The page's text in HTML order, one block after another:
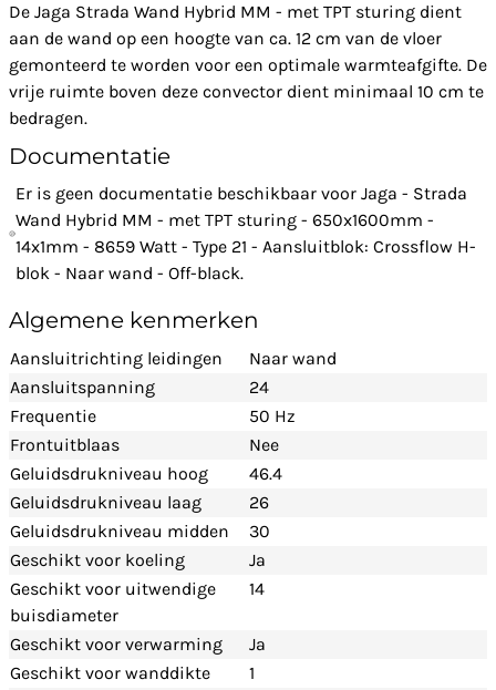
De Jaga Strada Wand Hybrid MM - met TPT sturing dient
aan de wand op een hoogte van ca. 12 cm van de vloer
gemonteerd te worden voor een optimale warmteafgifte. De
vrije ruimte boven deze convector dient minimaal 10 cm te
bedragen.
Documentatie
Er is geen documentatie beschikbaar voor Jaga - Strada
Wand Hybrid MM - met TPT sturing - 650x1600mm -
14x1mm - 8659 Watt - Type 21 - Aansluitblok: Crossflow H-
blok - Naar wand - Off-black.
Algemene kenmerken
Aansluitrichting leidingen
Naar wand
Aansluitspanning
24
Frequentie
50 Hz
Frontuitblaas
Nee
Geluidsdrukniveau hoog
46.4
Geluidsdrukniveau laag
26
Geluidsdrukniveau midden
30
Geschikt voor koeling
Ja
Geschikt voor uitwendige
buisdiameter
14
Geschikt voor verwarming
Ja
Geschikt voor wanddikte
1